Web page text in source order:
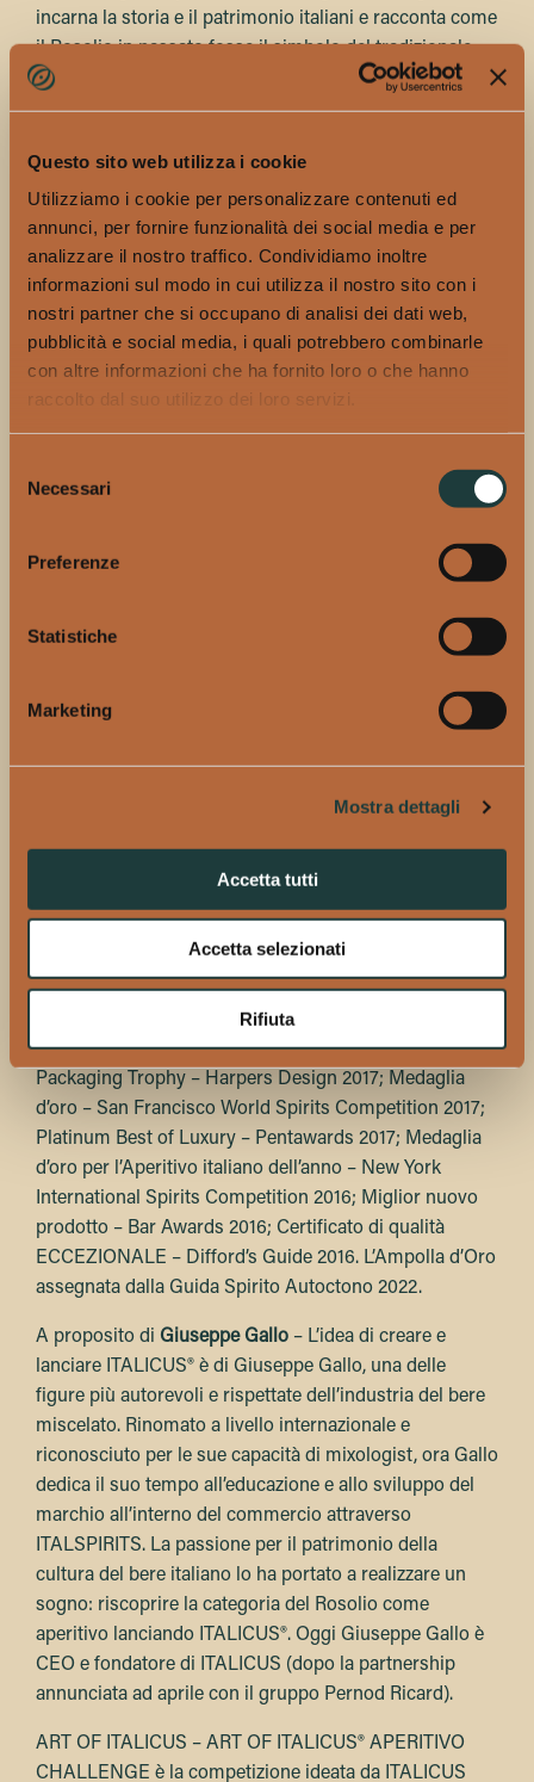
Questo sito web utilizza i cookie
Utilizziamo i cookie per personalizzare contenuti ed
annunci, per fornire funzionalità dei social media e per
analizzare il nostro traffico. Condividiamo inoltre
informazioni sul modo in cui utilizza il nostro sito con i
nostri partner che si occupano di analisi dei dati web,
pubblicità e social media, i quali potrebbero combinarle
con altre informazioni che ha fornito loro o che hanno
raccolto dal suo utilizzo dei loro servizi.
delNecessari
Preferenze
Statistiche
Marketing
Mostra dettagli
Accetta tutti
Accetta selezionati
Rifiuta
incarna la storia e il patrimonio italiani e racconta come
il Rosolio in passato fosse il simbolo del tradizionale
momento dell’aperitivo.
aperitivi più premiati a livello globale.
Grazie alla sua unicità, ITALICUS® è già stato
protagonista indiscusso di numerosi cocktails: dalla
creatività e dall’esperienza dei migliori bartender del
mondo sono nati alcuni abbinamenti caratteristici di
ITALICUS®, che hanno portato nei locali più di tendenza
l’ITALICUS SPRITZ, realizzato con ITALICUS® e
Vermouth si amalgamano perfettamente alle note
aromatiche del bergamotto. Una versione nuova di
veloce da preparare anche a casa, da servire come
agrumate del pompelmo rosa, ITALICUS e soda al
pompelmo, crea il connubio perfetto che richiama la
ITALICUS® Rosolio di Bergamotto ha ricevuto il premio
come Best New Spirit 2017 al prestigioso Tales of the
è stato eletto tra i primi marchi di liquori di tendenza da
Drinks International.
nuovo spirit europeo – Mixology Awards 2017 a Berlino;
miglior prodotto – FIBAR 2017; Medaglia d’oro –
Packaging awards 2017; Contemporary Awards
TROPHY – International Wine & Spirits Competition;
Packaging Trophy – Harpers Design 2017; Medaglia
d’oro – San Francisco World Spirits Competition 2017;
Platinum Best of Luxury – Pentawards 2017; Medaglia
d’oro per l’Aperitivo italiano dell’anno – New York
International Spirits Competition 2016; Miglior nuovo
prodotto – Bar Awards 2016; Certificato di qualità
ECCEZIONALE – Difford’s Guide 2016. L’Ampolla d’Oro
assegnata dalla Guida Spirito Autoctono 2022.
A proposito di Giuseppe Gallo – L’idea di creare e
lanciare ITALICUS® è di Giuseppe Gallo, una delle
figure più autorevoli e rispettate dell’industria del bere
miscelato. Rinomato a livello internazionale e
riconosciuto per le sue capacità di mixologist, ora Gallo
dedica il suo tempo all’educazione e allo sviluppo del
marchio all’interno del commercio attraverso
ITALSPIRITS. La passione per il patrimonio della
cultura del bere italiano lo ha portato a realizzare un
sogno: riscoprire la categoria del Rosolio come
aperitivo lanciando ITALICUS®. Oggi Giuseppe Gallo è
CEO e fondatore di ITALICUS (dopo la partnership
annunciata ad aprile con il gruppo Pernod Ricard).
ART OF ITALICUS – ART OF ITALICUS® APERITIVO
CHALLENGE è la competizione ideata da ITALICUS